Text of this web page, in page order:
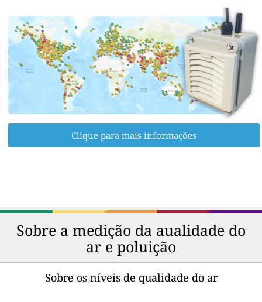
Clique para mais informações
Sobre a medição da aualidade do
ar e poluição
Sobre os níveis de qualidade do ar